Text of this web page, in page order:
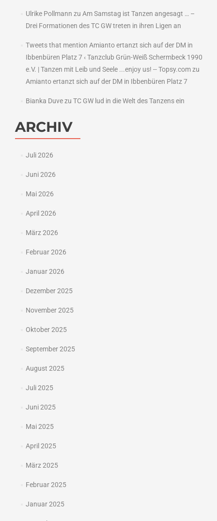
Ulrike Pollmann zu Am Samstag ist Tanzen angesagt … –
Drei Formationen des TC GW treten in ihren Ligen an
Tweets that mention Amianto ertanzt sich auf der DM in
Ibbenbüren Platz 7 ‹ Tanzclub Grün-Weiß Schermbeck 1990
e.V. | Tanzen mit Leib und Seele ...enjoy us! -- Topsy.comzu
Amianto ertanzt sich auf der DM in Ibbenbüren Platz 7
Bianka Duvezu TC GW lud in die Welt des Tanzens ein
ARCHIV
Juli 2026
Juni 2026
Mai 2026
April 2026
März 2026
Februar 2026
Januar 2026
Dezember 2025
November 2025
Oktober 2025
September 2025
August 2025
Juli 2025
Juni 2025
Mai 2025
April 2025
März 2025
Februar 2025
Januar 2025